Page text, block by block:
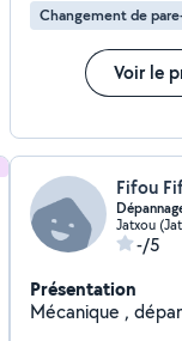
Changement de
Voir le
Fifou
Jatxou
-/5
Présentation
Mécanique ,